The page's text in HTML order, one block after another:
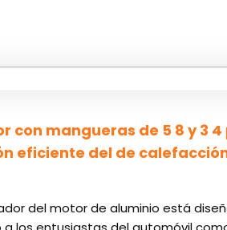
con mangueras de 5 8 y 3
eficiente del de
del motor de aluminio está